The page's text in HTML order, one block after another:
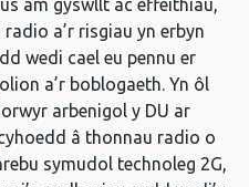
am gyswllt ac effeithiau,
a’r risgiau yn erbyn
wedi cael eu pennu er
a’r boblogaeth. Yn ôl
arbenigol y DU ar
â thonnau radio o
symudol technoleg 2G,